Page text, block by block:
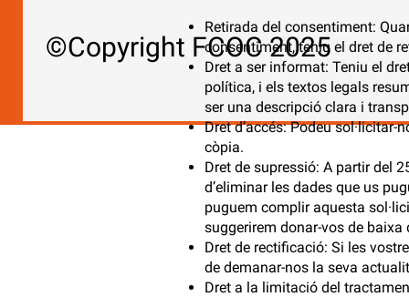
Retirada del consentiment:
consentiment, teniu el dret de
Dret a ser informat: Teniu el
política, i els textos legals
ser una descripció clara i
Dret d’accés: Podeu
còpia.
Dret de supressió: A partir del
d’eliminar les dades que us
puguem complir aquesta
suggerirem donar-vos de
Dret de rectificació: Si les
de demanar-nos la seva
Dret a la limitació del
©Copyright FCOC 2025